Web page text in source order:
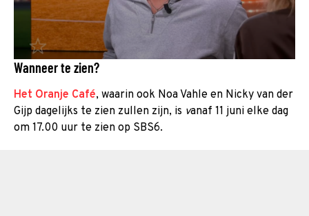
Wanneer te zien?
Het Oranje Café, waarin ook Noa Vahle en Nicky van der
Gijp dagelijks te zien zullen zijn, is vanaf 11 juni elke dag
om 17.00 uur te zien op SBS6.